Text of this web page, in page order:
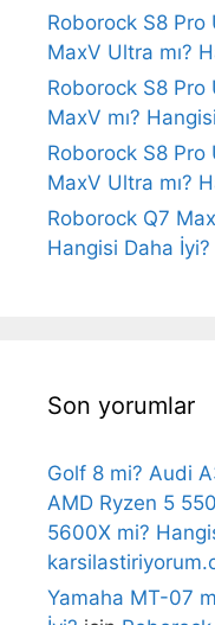
Roborock S8 Pro
MaxV Ultra mı?
Roborock S8 Pro
MaxV mı?
Roborock S8 Pro
MaxV Ultra mı?
Roborock Q7
Hangisi Daha İyi?
Son yorumlar
Golf 8 mi? Audi
AMD Ryzen 5
5600X mi?
Yamaha MT-07